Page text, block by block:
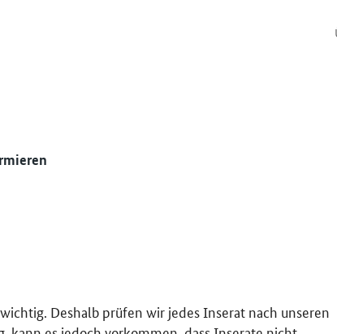
Deshalb prüfen wir jedes Inserat nach unseren